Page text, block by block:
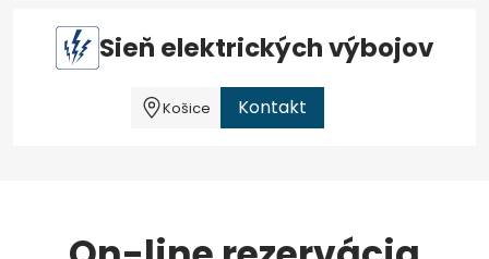
Sieň elektrických výbojov
Košice Kontakt